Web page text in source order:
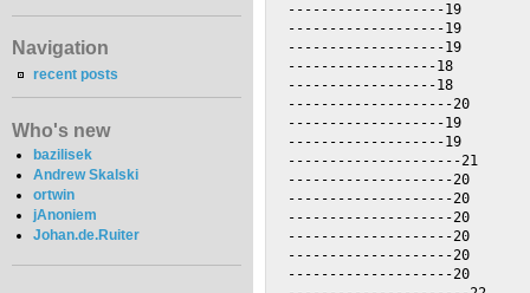
Navigation
recent posts
Who's new
bazilisek
Andrew Skalski
ortwin
jAnoniem
Johan.de.Ruiter